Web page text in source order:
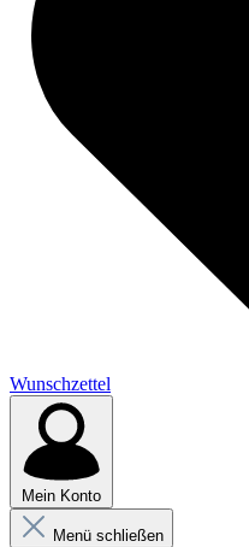
Wunschzettel
Mein Konto
Menü schließen